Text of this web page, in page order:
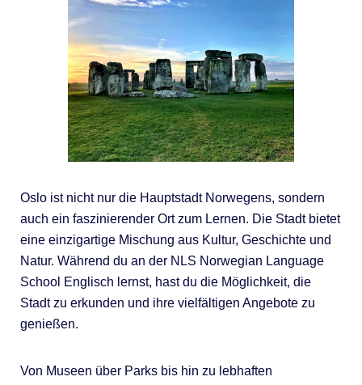
Oslo ist nicht nur die Hauptstadt Norwegens, sondern
auch ein faszinierender Ort zum Lernen. Die Stadt bietet
eine einzigartige Mischung aus Kultur, Geschichte und
Natur. Während du an der NLS Norwegian Language
School Englisch lernst, hast du die Möglichkeit, die
Stadt zu erkunden und ihre vielfältigen Angebote zu
genießen.
Von Museen über Parks bis hin zu lebhaften